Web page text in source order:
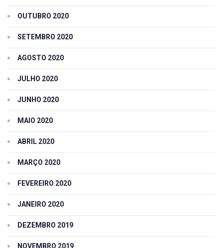
OUTUBRO 2020
SETEMBRO 2020
AGOSTO 2020
JULHO 2020
JUNHO 2020
MAIO 2020
ABRIL 2020
MARÇO 2020
FEVEREIRO 2020
JANEIRO 2020
DEZEMBRO 2019
NOVEMBRO 2019